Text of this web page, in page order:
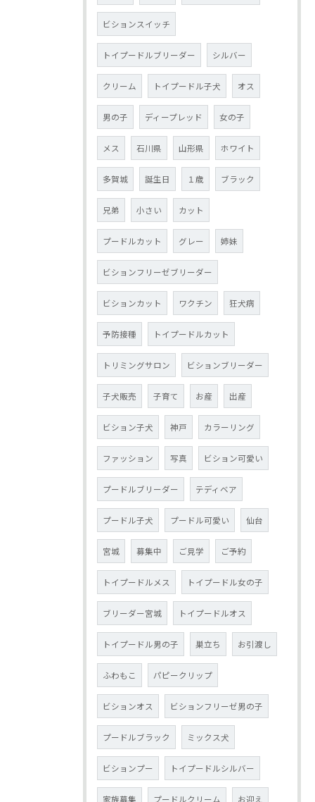
ビションスイッチ
トイプードルブリーダー シルバー
クリーム トイプードル子犬 オス
男の子 ディープレッド 女の子
メス 石川県 山形県 ホワイト
多賀城 誕生日 １歳 ブラック
兄弟 小さい カット
プードルカット グレー 姉妹
ビションフリーゼブリーダー
ビションカット ワクチン 狂犬病
予防接種 トイプードルカット
トリミングサロン ビションブリーダー
子犬販売 子育て お産 出産
ビション子犬 神戸 カラーリング
ファッション 写真 ビション可愛い
プードルブリーダー テディベア
プードル子犬 プードル可愛い 仙台
宮城 募集中 ご見学 ご予約
トイプードルメス トイプードル女の子
ブリーダー宮城 トイプードルオス
トイプードル男の子 巣立ち お引渡し
ふわもこ パピークリップ
ビションオス ビションフリーゼ男の子
プードルブラック ミックス犬
ビションプー トイプードルシルバー
家族募集 プードルクリーム お迎え